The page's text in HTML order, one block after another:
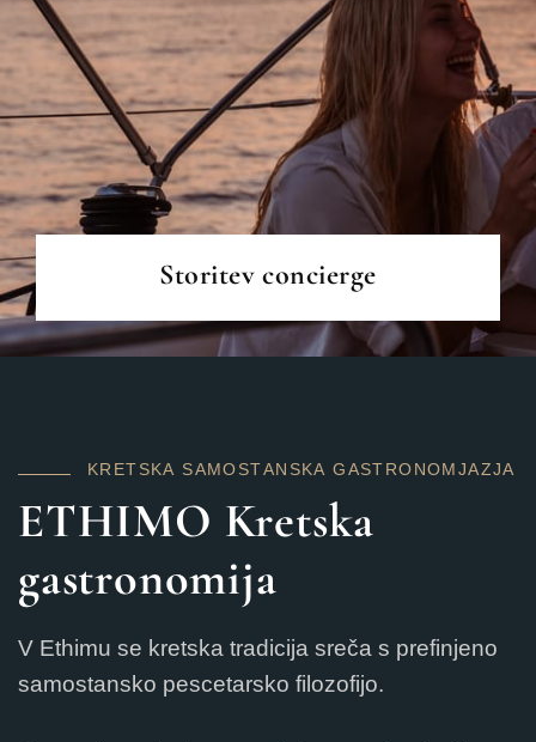
PREBERI VEČ
Storitev concierge
KR ETSKA SAMOSTAN SKA GASTRONOMJAZJA
ETHIMO Kretska
gastronomija
V Ethimu se kretska tradicija sreča s prefinjeno
samostansko pescetarsko filozofijo.